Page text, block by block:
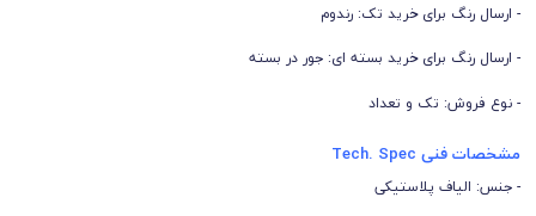
- ارسال رنگ برای خرید تک: رندوم
- ارسال رنگ برای خرید بسته ای: جور در بسته
- نوع فروش: تک و تعداد
مشخصات فنی Tech. Spec
- جنس: الیاف پلاستیکی